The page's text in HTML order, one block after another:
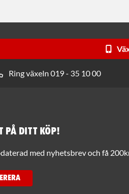
Ring växeln 019 - 35 10 00
på ditt köp!
med nyhetsbrev och få